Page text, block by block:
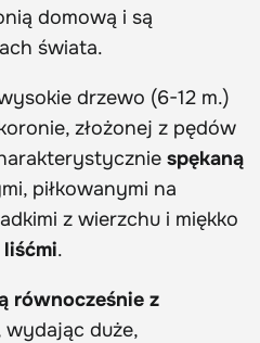
domową i są
świata.
drzewo (6-12 m.)
złożonej z pędów
spękaną
piłkowanymi na
z wierzchu i miękko
liśćmi.
równocześnie z
wydając duże,